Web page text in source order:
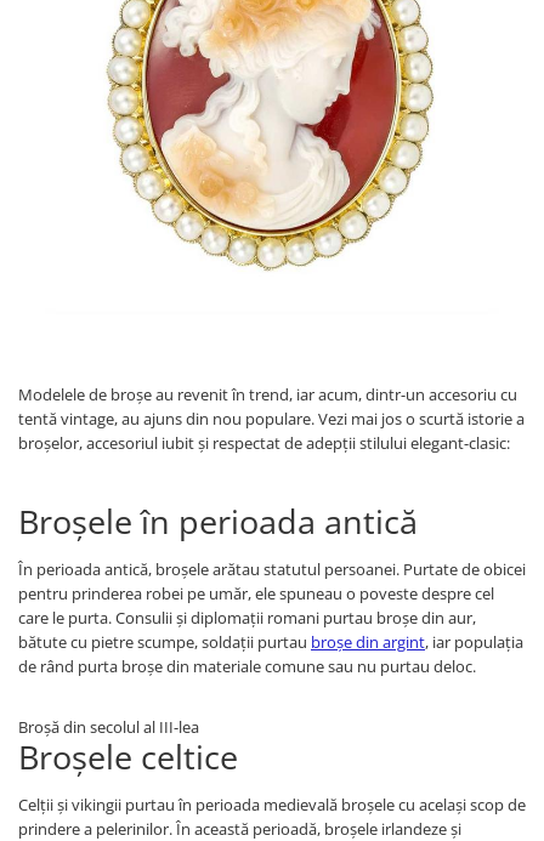
Bijuterii pentru barbati
Bijuterii din argint placate cu aur
Modelele de broșe au revenit în trend, iar acum, dintr-un accesoriu cu
tentă vintage, au ajuns din nou populare. Vezi mai jos o scurtă istorie a
broșelor, accesoriul iubit și respectat de adepții stilului elegant-clasic:
Broșele în perioada antică
În perioada antică, broșele arătau statutul persoanei. Purtate de obicei
pentru prinderea robei pe umăr, ele spuneau o poveste despre cel
care le purta. Consulii și diplomații romani purtau broșe din aur,
bătute cu pietre scumpe, soldații purtau broșe din argint, iar populația
de rând purta broșe din materiale comune sau nu purtau deloc.
Broșă din secolul al III-lea
Broșele celtice
Celții și vikingii purtau în perioada medievală broșele cu același scop de
prindere a pelerinilor. În această perioadă, broșele irlandeze și